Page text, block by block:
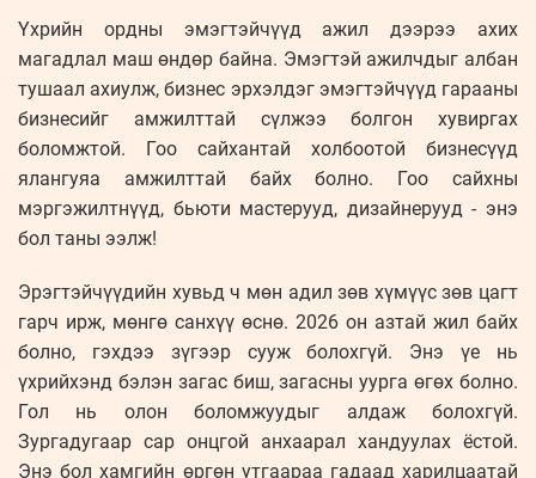
Үхрийн ордны эмэгтэйчүүд ажил дээрээ ахих
магадлал маш өндөр байна. Эмэгтэй ажилчдыг албан
тушаал ахиулж, бизнес эрхэлдэг эмэгтэйчүүд гарааны
бизнесийг амжилттай сүлжээ болгон хувиргах
боломжтой. Гоо сайхантай холбоотой бизнесүүд
ялангуяа амжилттай байх болно. Гоо сайхны
мэргэжилтнүүд, бьюти мастерууд, дизайнерууд - энэ
бол таны ээлж!
Эрэгтэйчүүдийн хувьд ч мөн адил зөв хүмүүс зөв цагт
гарч ирж, мөнгө санхүү өснө. 2026 он азтай жил байх
болно, гэхдээ зүгээр сууж болохгүй. Энэ үе нь
үхрийхэнд бэлэн загас биш, загасны уурга өгөх болно.
Гол нь олон боломжуудыг алдаж болохгүй.
Зургадугаар сар онцгой анхаарал хандуулах ёстой.
Энэ бол хамгийн өргөн утгаараа гадаад харилцаатай